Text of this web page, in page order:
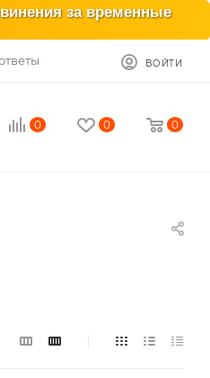
за временные
ВОЙТИ
0 0 0